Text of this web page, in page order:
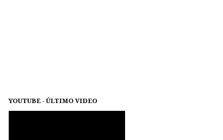
YOUTUBE - ÚLTIMO VIDEO